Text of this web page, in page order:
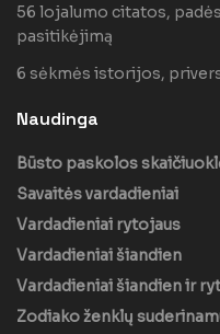
56 lojalumo citatos,
pasitikėjimą
6 sėkmės istorijos,
Naudinga
Būsto paskolos
Savaitės vardadieniai
Vardadieniai rytojaus
Vardadieniai šiandien
Vardadieniai šiandien ir
Zodiako ženklų